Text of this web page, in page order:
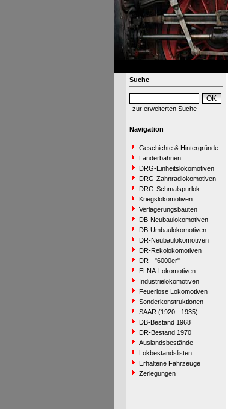
Suche
zur erweiterten Suche
Navigation
Geschichte & Hintergründe
Länderbahnen
DRG-Einheitslokomotiven
DRG-Zahnradlokomotiven
DRG-Schmalspurlok.
Kriegslokomotiven
Verlagerungsbauten
DB-Neubaulokomotiven
DB-Umbaulokomotiven
DR-Neubaulokomotiven
DR-Rekolokomotiven
DR - "6000er"
ELNA-Lokomotiven
Industrielokomotiven
Feuerlose Lokomotiven
Sonderkonstruktionen
SAAR (1920 - 1935)
DB-Bestand 1968
DR-Bestand 1970
Auslandsbestände
Lokbestandslisten
Erhaltene Fahrzeuge
Zerlegungen